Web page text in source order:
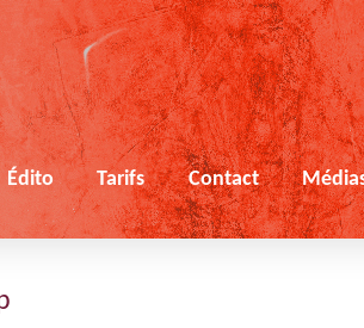
Édito Tarifs Contact